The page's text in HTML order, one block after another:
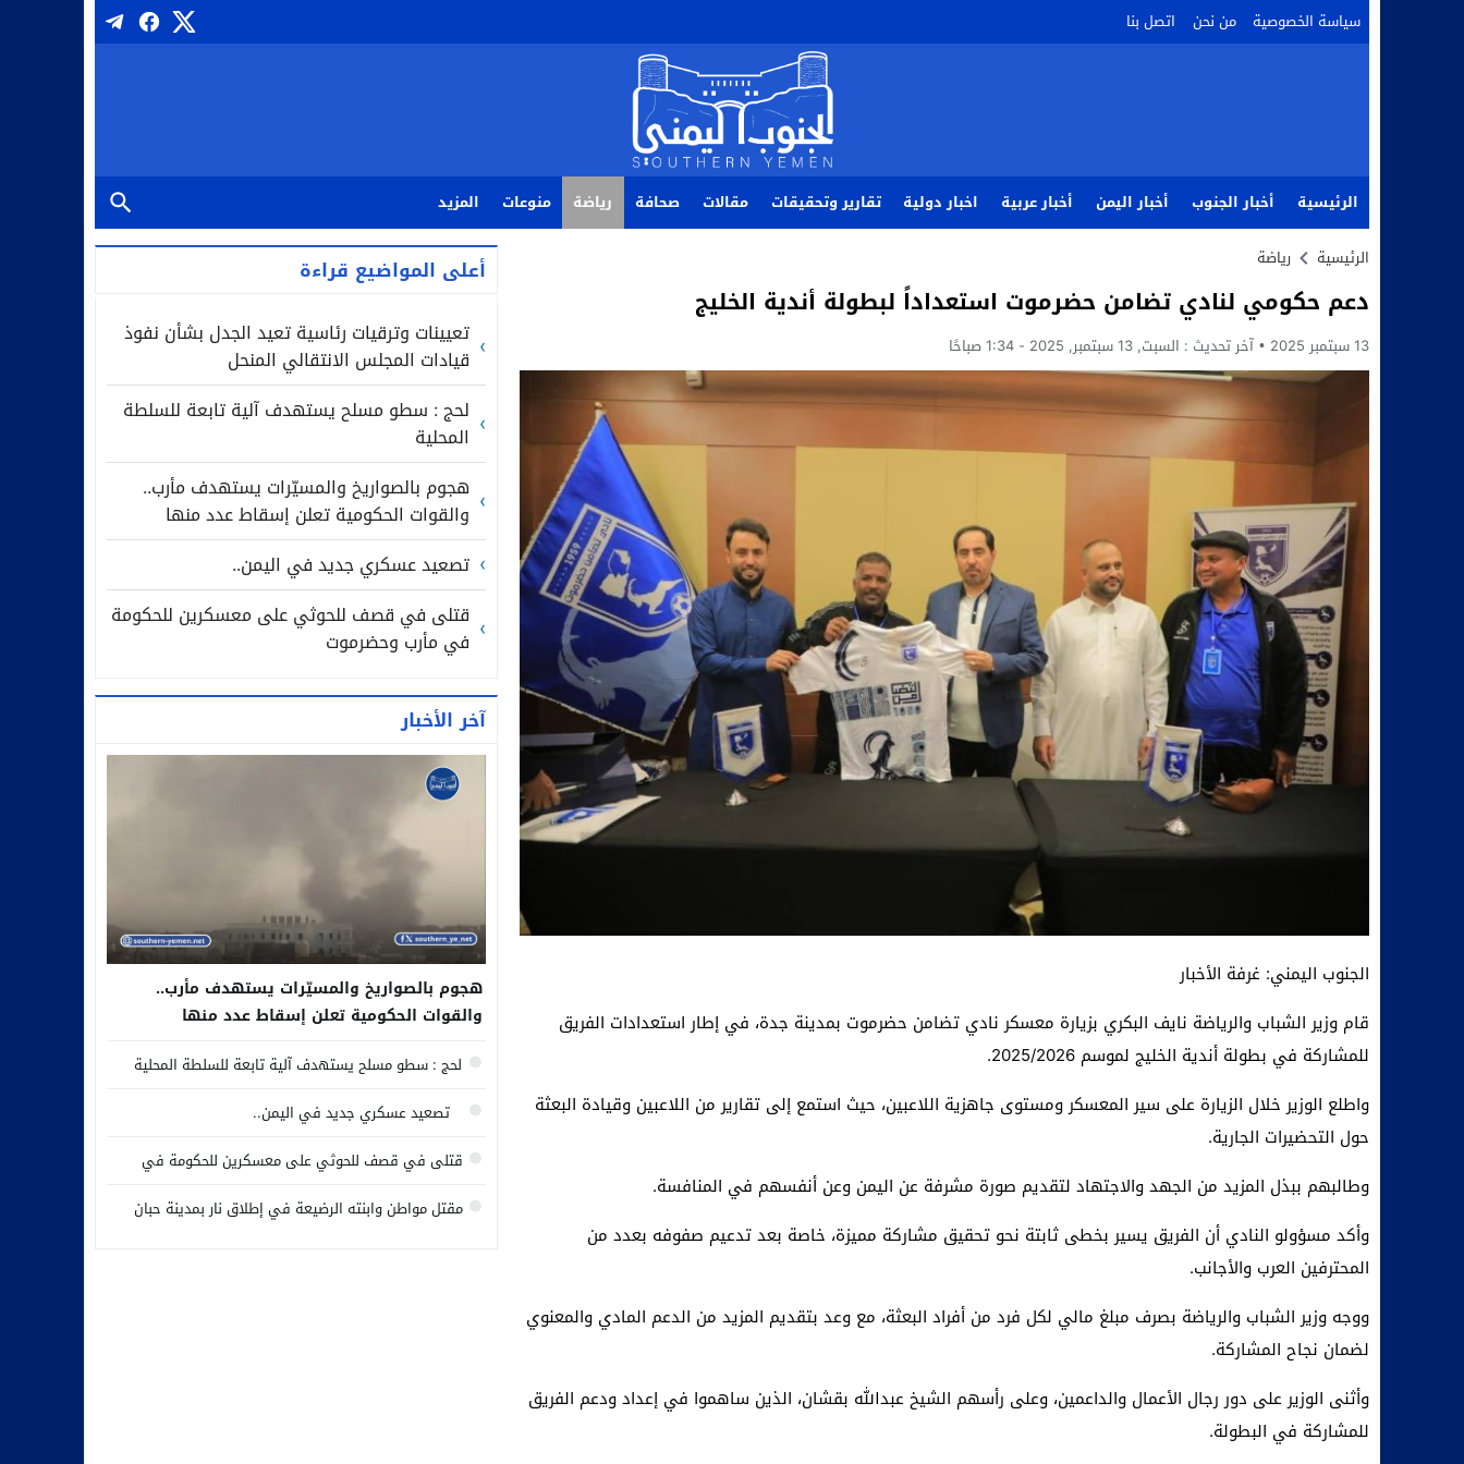
سياسة الخصوصية من نحن اتصل بنا
الرئيسية أخبار الجنوب أخبار اليمن أخبار عربية اخبار دولية تقارير وتحقيقات مقالات صحافة رياضة منوعات المزيد
الرئيسية رياضة
دعم حكومي لنادي تضامن حضرموت استعداداً لبطولة أندية الخليج
13 سبتمبر 2025 آخر تحديث : السبت, 13 سبتمبر, 2025 - 1:34 صباحًا
الجنوب اليمني: غرفة الأخبار
قام وزير الشباب والرياضة نايف البكري بزيارة معسكر نادي تضامن حضرموت بمدينة جدة، في إطار استعدادات الفريق
للمشاركة في بطولة أندية الخليج لموسم 2025/2026.
واطلع الوزير خلال الزيارة على سير المعسكر ومستوى جاهزية اللاعبين، حيث استمع إلى تقارير من اللاعبين وقيادة البعثة
حول التحضيرات الجارية.
وطالبهم ببذل المزيد من الجهد والاجتهاد لتقديم صورة مشرفة عن اليمن وعن أنفسهم في المنافسة.
وأكد مسؤولو النادي أن الفريق يسير بخطى ثابتة نحو تحقيق مشاركة مميزة، خاصة بعد تدعيم صفوفه بعدد من
المحترفين العرب والأجانب.
ووجه وزير الشباب والرياضة بصرف مبلغ مالي لكل فرد من أفراد البعثة، مع وعد بتقديم المزيد من الدعم المادي والمعنوي
لضمان نجاح المشاركة.
وأثنى الوزير على دور رجال الأعمال والداعمين، وعلى رأسهم الشيخ عبدالله بقشان، الذين ساهموا في إعداد ودعم الفريق
للمشاركة في البطولة.
أعلى المواضيع قراءة
تعيينات وترقيات رئاسية تعيد الجدل بشأن نفوذ
قيادات المجلس الانتقالي المنحل
لحج : سطو مسلح يستهدف آلية تابعة للسلطة
المحلية
هجوم بالصواريخ والمسيّرات يستهدف مأرب..
والقوات الحكومية تعلن إسقاط عدد منها
تصعيد عسكري جديد في اليمن..
قتلى في قصف للحوثي على معسكرين للحكومة
في مأرب وحضرموت
آخر الأخبار
هجوم بالصواريخ والمسيّرات يستهدف مأرب..
والقوات الحكومية تعلن إسقاط عدد منها
لحج : سطو مسلح يستهدف آلية تابعة للسلطة المحلية
تصعيد عسكري جديد في اليمن..
قتلى في قصف للحوثي على معسكرين للحكومة في
مقتل مواطن وابنته الرضيعة في إطلاق نار بمدينة حبان